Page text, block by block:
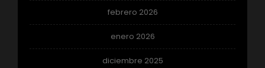
febrero 2026
enero 2026
diciembre 2025